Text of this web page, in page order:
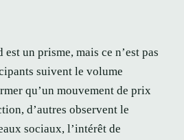
un prisme, mais ce n’est pas
suivent le volume
qu’un mouvement de prix
d’autres observent le
sociaux, l’intérêt de